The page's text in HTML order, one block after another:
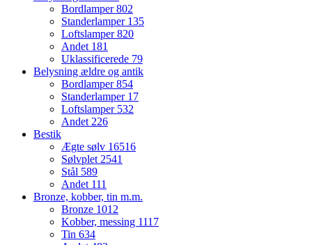
Bordlamper802
Standerlamper 135
Loftslamper820
Andet 181
Uklassificerede 79
Belysning ældre og antik
Bordlamper854
Standerlamper 17
Loftslamper 532
Andet 226
Bestik
Ægte sølv 16516
Sølvplet 2541
Stål 589
Andet 111
Bronze, kobber, tin m.m.
Bronze 1012
Kobber, messing 1117
Tin 634